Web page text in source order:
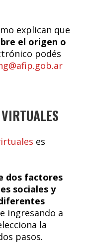
explican que
el origen o
podés
es
dos factores
sociales y
ingresando a
la
pasos.